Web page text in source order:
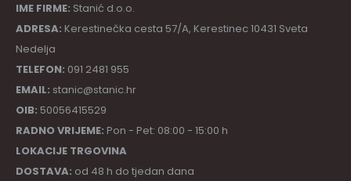
IME FIRME: Stanić d.o.o.
ADRESA: Kerestinečka cesta 57/A, Kerestinec 10431 Sveta
Nedelja
TELEFON: 091 2481 955
EMAIL: stanic@stanic.hr
OIB: 50056415529
RADNO VRIJEME: Pon - Pet: 08:00 - 15:00 h
LOKACIJE TRGOVINA
DOSTAVA: od 48 h do tjedan dana